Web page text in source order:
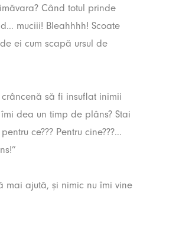
Când totul prinde
muciii! Bleahhhh! Scoate
ei cum scapă ursul de
crâncenă să fi insuflat inimii
dea un timp de plâns? Stai
ce??? Pentru cine???…
mai ajută, și nimic nu îmi vine